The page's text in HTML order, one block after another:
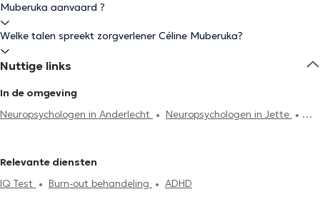
Muberuka aanvaard ?
Welke talen spreekt zorgverlener Céline Muberuka?
Nuttige links
In de omgeving
Neuropsychologen in Anderlecht
Neuropsychologen in Jette
Neuropsychologen in Vorst
Neuropsychologen in Woluwe-Saint-Lambert
Relevante diensten
IQ Test
Burn-out behandeling ADHD